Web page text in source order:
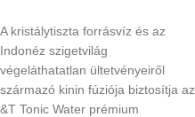
A kristálytiszta forrásvíz és az
Indonéz szigetvilág
végeláthatatlan ültetvényeiről
származó kinin fúziója biztosítja az
&T Tonic Water prémium